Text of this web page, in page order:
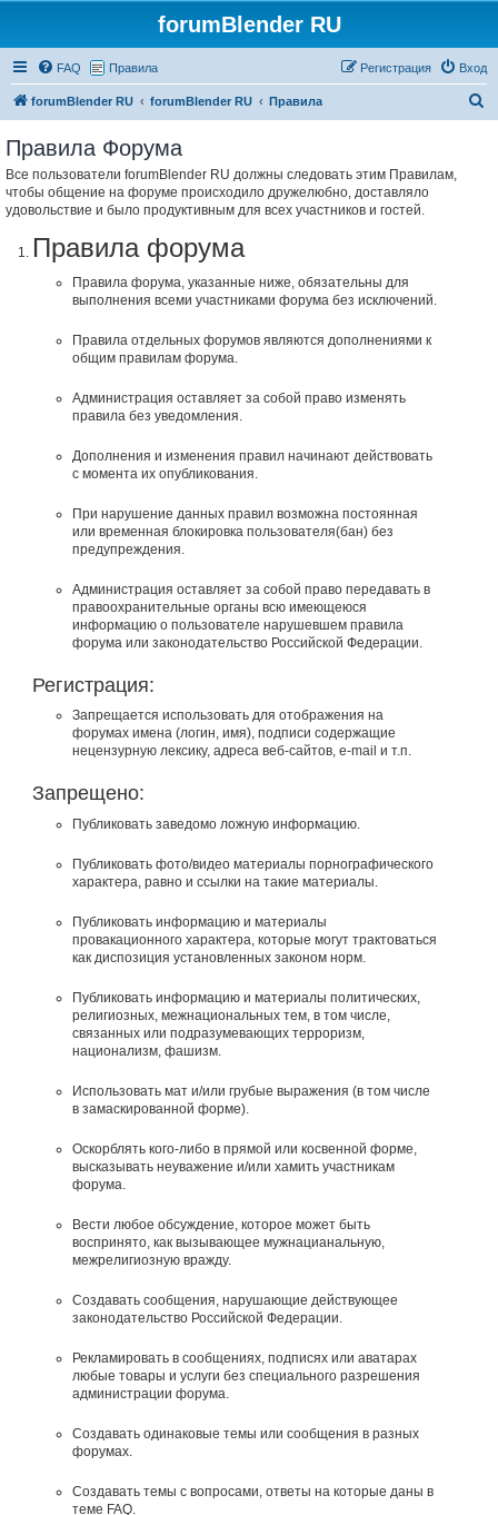
forumBlender RU
FAQ Правила Вход
Регистрация
forumBlender RU forumBlender RU Правила
Правила Форума
Все пользователи forumBlender RU должны следовать этим Правилам,
чтобы общение на форуме происходило дружелюбно, доставляло
удовольствие и было продуктивным для всех участников и гостей.
Правила форума
Правила форума, указанные ниже, обязательны для
выполнения всеми участниками форума без исключений.
Правила отдельных форумов являются дополнениями к
общим правилам форума.
Администрация оставляет за собой право изменять
правила без уведомления.
Дополнения и изменения правил начинают действовать
с момента их опубликования.
При нарушение данных правил возможна постоянная
или временная блокировка пользователя(бан) без
предупреждения.
Администрация оставляет за собой право передавать в
правоохранительные органы всю имеющеюся
информацию о пользователе нарушевшем правила
форума или законодательство Российской Федерации.
Регистрация:
Запрещается использовать для отображения на
форумах имена (логин, имя), подписи содержащие
нецензурную лексику, адреса веб-сайтов, e-mail и т.п.
Запрещено:
Публиковать заведомо ложнyю инфоpмацию.
Публиковать фото/видео материалы порнографического
характера, равно и ссылки на такие материалы.
Публиковать инфоpмацию и материалы
провакационного характера, которые могут трактоваться
как диспозиция установленных законом норм.
Публиковать информацию и материалы политических,
религиозных, межнациональных тем, в том числе,
связанных или подразумевающих терроризм,
национализм, фашизм.
Использовать мат и/или грубые выражения (в том числе
в замаскированной форме).
Оскорблять кого-либо в прямой или косвенной форме,
высказывать неуважение и/или хамить участникам
форума.
Вести любое обсуждение, которое может быть
воспринято, как вызывающее мужнацианальную,
межрелигиозную вражду.
Создавать сообщения, наpyшающие действyющее
законодательство Российской Федерации.
Рекламировать в сообщениях, подписях или аватарах
любые товары и услуги без специального разрешения
администрации форума.
Создавать одинаковые темы или сообщения в разных
форумах.
Создавать темы с вопросами, ответы на которые даны в
теме FAQ.